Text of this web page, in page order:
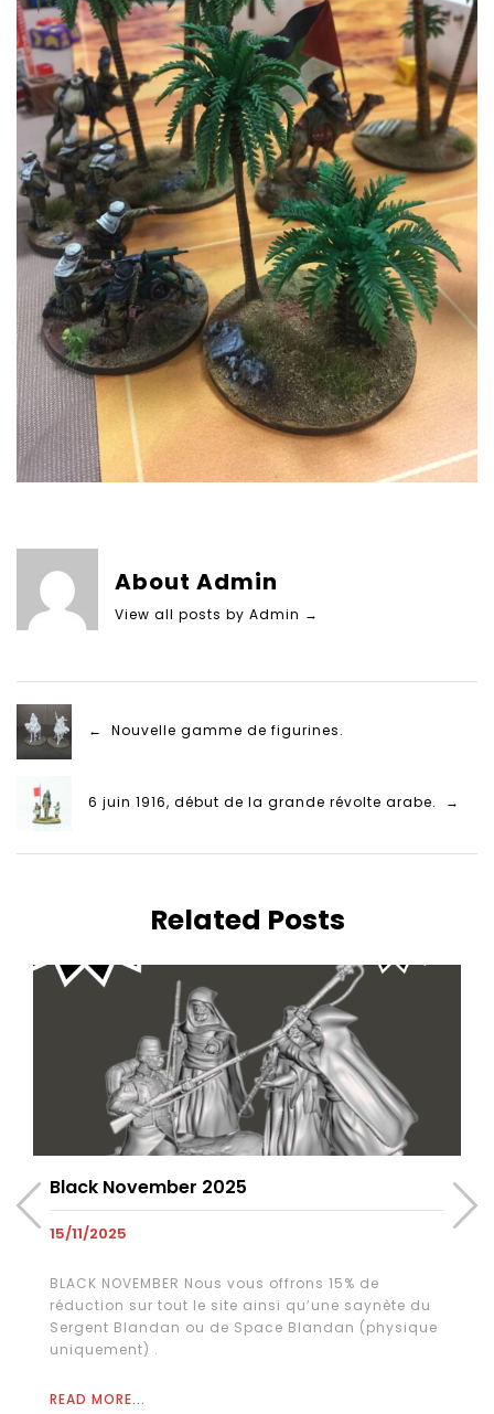
About Admin
View all posts by Admin →
← Nouvelle gamme de figurines.
6 juin 1916, début de la grande révolte arabe. →
Related Posts
Black November 2025
15/11/2025
BLACK NOVEMBER Nous vous offrons 15% de
réduction sur tout le site ainsi qu’une saynète du
Sergent Blandan ou de Space Blandan (physique
uniquement) .
READ MORE...